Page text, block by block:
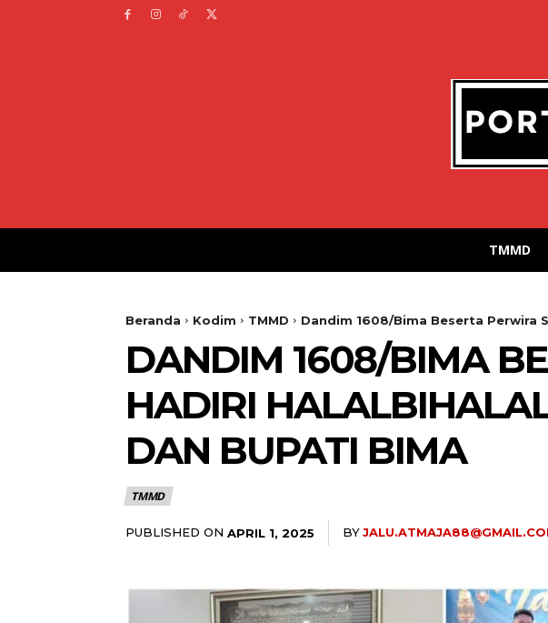
TMMD
Beranda Kodim TMMD Dandim 1608/Bima Beserta Perwira
DANDIM 1608/BIMA
HADIRI
DAN BUPATI BIMA
TMMD
PUBLISHED ON APRIL 1, 2025 BY